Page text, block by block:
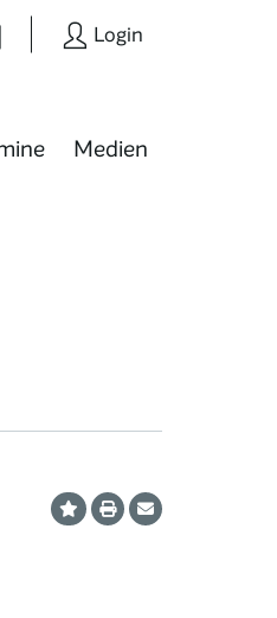
Login
Medien